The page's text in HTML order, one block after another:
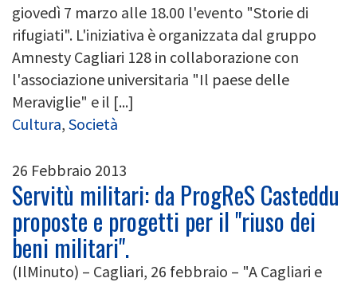
giovedì 7 marzo alle 18.00 l'evento "Storie di
rifugiati". L'iniziativa è organizzata dal gruppo
Amnesty Cagliari 128 in collaborazione con
l'associazione universitaria "Il paese delle
Meraviglie" e il [...]
Cultura, Società
26 Febbraio 2013
Servitù militari: da ProgReS Casteddu
proposte e progetti per il "riuso dei
beni militari".
(IlMinuto) – Cagliari, 26 febbraio – "A Cagliari e